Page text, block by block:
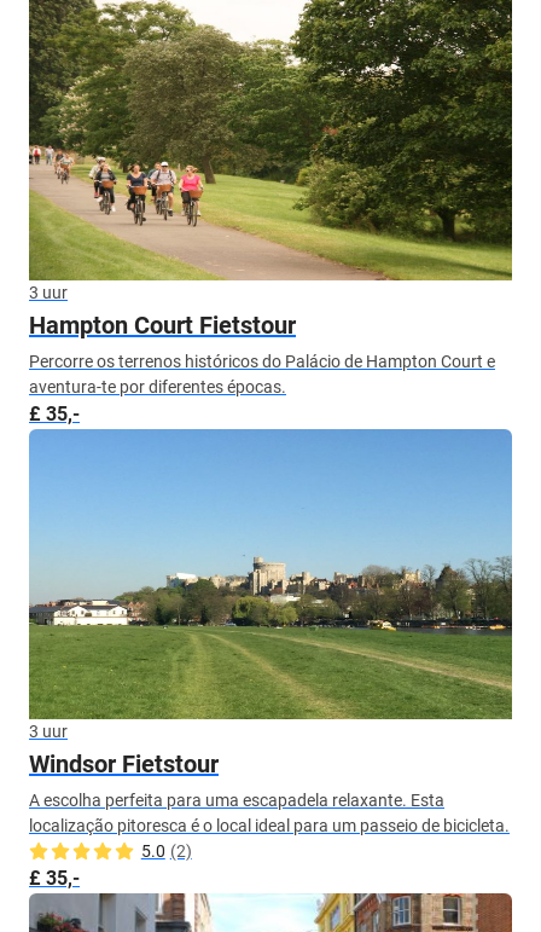
3 uur
Hampton Court Fietstour
Percorre os terrenos históricos do Palácio de Hampton Court e
aventura-te por diferentes épocas.
£ 35,-
3 uur
Windsor Fietstour
A escolha perfeita para uma escapadela relaxante. Esta
localização pitoresca é o local ideal para um passeio de bicicleta.
5.0 (2)
£ 35,-